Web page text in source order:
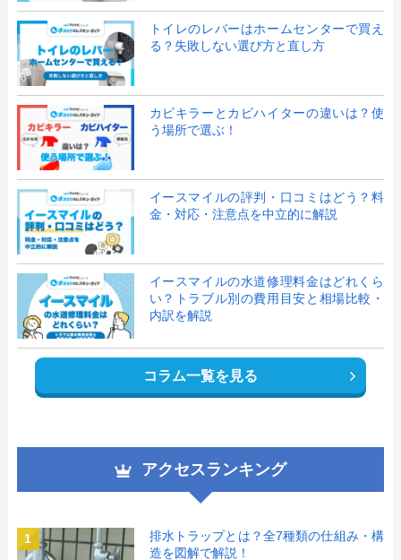
トイレのレバーはホームセンターで買え
る？失敗しない選び方と直し方
カビキラーとカビハイターの違いは？使
う場所で選ぶ！
イースマイルの評判・口コミはどう？料
金・対応・注意点を中立的に解説
イースマイルの水道修理料金はどれくら
い？トラブル別の費用目安と相場比較・
内訳を解説
コラム一覧を見る
アクセスランキング
1
排水トラップとは？全7種類の仕組み・構
造を図解で解説！